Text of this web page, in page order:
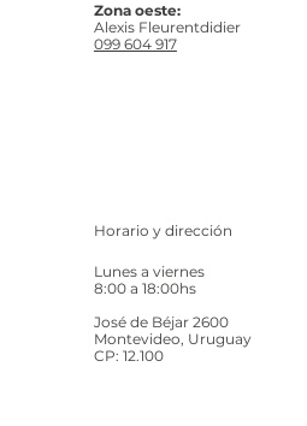
Zona oeste:
Alexis Fleurentdidier
099 604 917
Horario y dirección
Lunes a viernes
8:00 a 18:00hs
José de Béjar 2600
Montevideo, Uruguay
CP: 12.100